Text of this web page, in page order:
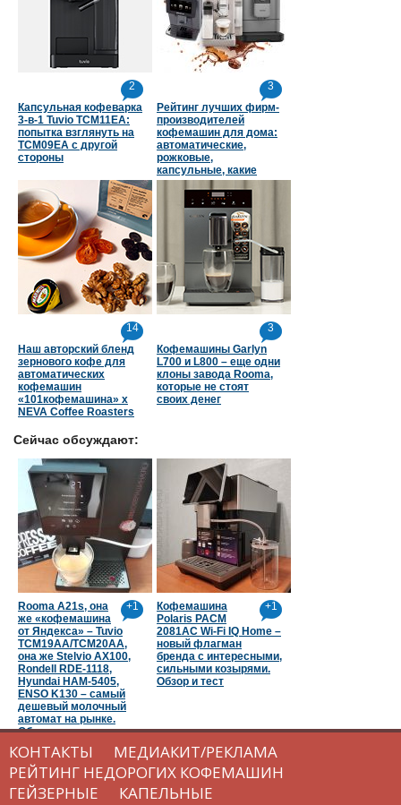
2
Капсульная кофеварка
3-в-1 Tuvio TCM11EA:
попытка взглянуть на
TCM09EA с другой
стороны
3
Рейтинг лучших фирм-
производителей
кофемашин для дома:
автоматические,
рожковые,
капсульные, какие
страны в топе
14
Наш авторский бленд
зернового кофе для
автоматических
кофемашин
«101кофемашина» х
NEVA Coffee Roasters
3
Кофемашины Garlyn
L700 и L800 – еще одни
клоны завода Rooma,
которые не стоят
своих денег
Сейчас обсуждают:
+1
Rooma A21s, она
же «кофемашина
от Яндекса» – Tuvio
TCM19AA/TCM20AA,
она же Stelvio AX100,
Rondell RDE-1118,
Hyundai HAM-5405,
ENSO K130 – самый
дешевый молочный
автомат на рынке.
Обзор и тест
+1
Кофемашина
Polaris PACM
2081AC Wi-Fi IQ Home –
новый флагман
бренда с интересными,
сильными козырями.
Обзор и тест
КОНТАКТЫ
МЕДИАКИТ/РЕКЛАМА
РЕЙТИНГ НЕДОРОГИХ КОФЕМАШИН
ГЕЙЗЕРНЫЕ
КАПЕЛЬНЫЕ